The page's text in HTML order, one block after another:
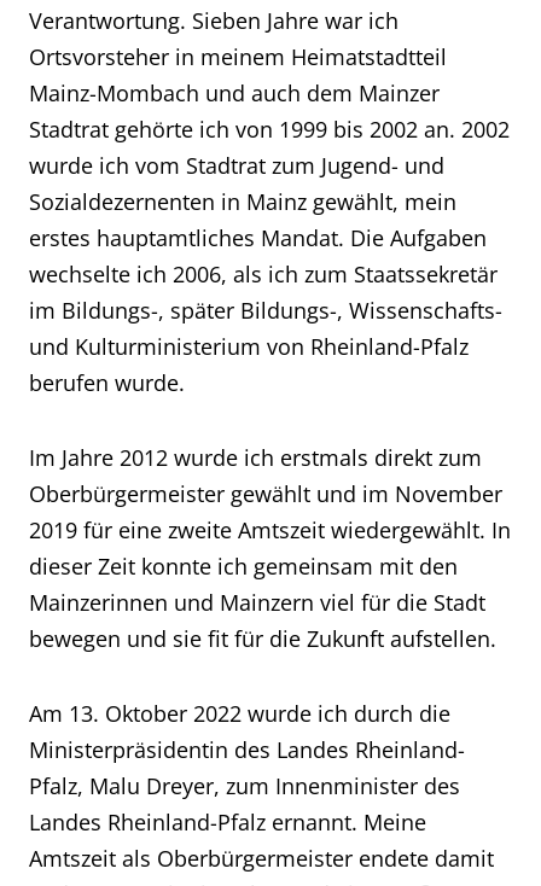
Verantwortung. Sieben Jahre war ich
Ortsvorsteher in meinem Heimatstadtteil
Mainz-Mombach und auch dem Mainzer
Stadtrat gehörte ich von 1999 bis 2002 an. 2002
wurde ich vom Stadtrat zum Jugend- und
Sozialdezernenten in Mainz gewählt, mein
erstes hauptamtliches Mandat. Die Aufgaben
wechselte ich 2006, als ich zum Staatssekretär
im Bildungs-, später Bildungs-, Wissenschafts-
und Kulturministerium von Rheinland-Pfalz
berufen wurde.
Im Jahre 2012 wurde ich erstmals direkt zum
Oberbürgermeister gewählt und im November
2019 für eine zweite Amtszeit wiedergewählt. In
dieser Zeit konnte ich gemeinsam mit den
Mainzerinnen und Mainzern viel für die Stadt
bewegen und sie fit für die Zukunft aufstellen.
Am 13. Oktober 2022 wurde ich durch die
Ministerpräsidentin des Landes Rheinland-
Pfalz, Malu Dreyer, zum Innenminister des
Landes Rheinland-Pfalz ernannt. Meine
Amtszeit als Oberbürgermeister endete damit